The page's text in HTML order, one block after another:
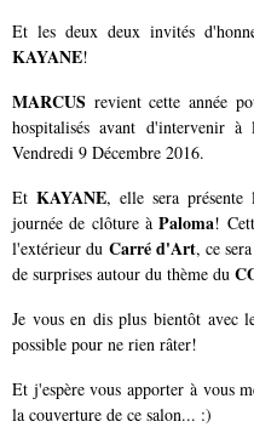
Et les deux deux invités
KAYANE!
MARCUS revient cette année
hospitalisés avant d'intervenir
Vendredi 9 Décembre 2016.
EtKAYANE, elle sera
journée de clôture àPaloma!
l'extérieur du Carré d'Art, ce
de surprises autour du thème du
Je vous en dis plus bientôt avec
possible pour ne rien râter!
Et j'espère vous apporter à vous
la couverture de ce salon... :)